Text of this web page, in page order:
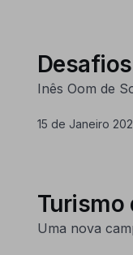
Inês Oom de
15 de Janeiro
Turismo
Uma nova